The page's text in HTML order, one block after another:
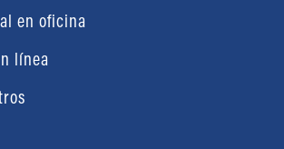
en oficina
línea